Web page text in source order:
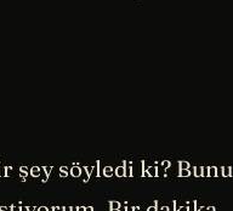
şey söyledi ki? Bunu